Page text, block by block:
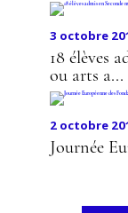
3 octobre
18 élèves
ou arts a...
2 octobre
Journée